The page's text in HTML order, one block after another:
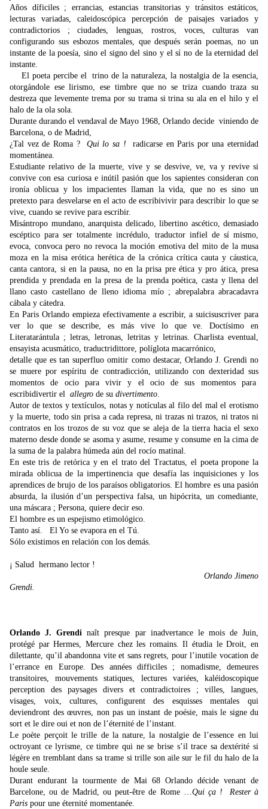
Años díficiles ; errancias, estancias transitorias y tránsitos estáticos,
lecturas variadas, caleidoscópica percepción de paisajes variados y
contradictorios ; ciudades, lenguas, rostros, voces, culturas van
configurando sus esbozos mentales, que después serán poemas, no un
instante de la poesía, sino el signo del sino y el sí no de la eternidad del
instante.
El poeta percibe el trino de la naturaleza, la nostalgia de la esencia,
otorgándole ese lirismo, ese timbre que no se triza cuando traza su
destreza que levemente trema por su trama si trina su ala en el hilo y el
halo de la ola sola.
Durante durando el vendaval de Mayo 1968, Orlando decide viniendo de
Barcelona, o de Madrid,
¿Tal vez de Roma ? Qui lo sa ! radicarse en Paris por una eternidad
momentánea.
Estudiante relativo de la muerte, vive y se desvive, ve, va y revive si
convive con esa curiosa e inútil pasión que los sapientes consideran con
ironía oblicua y los impacientes llaman la vida, que no es sino un
pretexto para desvelarse en el acto de escribivivir para describir lo que se
vive, cuando se revive para escribir.
Misántropo mundano, anarquista delicado, libertino ascético, demasiado
escéptico para ser totalmente incrédulo, traductor infiel de sí mismo,
evoca, convoca pero no revoca la moción emotiva del mito de la musa
moza en la misa erótica herética de la crónica crítica cauta y cáustica,
canta cantora, si en la pausa, no en la prisa pre ética y pro ática, presa
prendida y prendada en la presa de la prenda poética, casta y llena del
llano casto castellano de lleno idioma mío ; abrepalabra abracadavra
cábala y cátedra.
En Paris Orlando empieza efectivamente a escribir, a suicisuscriver para
ver lo que se describe, es más vive lo que ve. Doctísimo en
Literatarántula ; letras, letronas, letritas y letrinas. Charlista eventual,
ensayista acusmático, traductridittore, políglota macarrónico,
detalle que es tan superfluo omitir como destacar, Orlando J. Grendi no
se muere por espíritu de contradicción, utilizando con dexteridad sus
momentos de ocio para vivir y el ocio de sus momentos para
escribidivertir el allegro de su divertimento
Autor de textos y textículos, notas y notículas al filo del mal el erotismo
y la muerte, todo sin prisa a cada represa, ni trazas ni trazos, ni tratos ni
contratos en los trozos de su voz que se aleja de la tierra hacia el sexo
materno desde donde se asoma y asume, resume y consume en la cima de
la suma de la palabra húmeda aún del rocío matinal.
En este tris de retórica y en el trato del Tractatus, el poeta propone la
mirada oblicua de la impertinencia que desafía las inquisiciones y los
aprendices de brujo de los paraísos obligatorios. El hombre es una pasión
absurda, la ilusión d’un perspectiva falsa, un hipócrita, un comediante,
una máscara ; Persona, quiere decir eso.
El hombre es un espejismo etimológico.
Tanto así. El Yo se evapora en el Tú.
Sólo existimos en relación con los demás.
¡ Salud hermano lector !
Orlando Jimeno
Grendi.
Orlando J. Grendinaît presque par inadvertance le mois de Juin,
protégé par Hermes, Mercure chez les romains. Il étudia le Droit, en
dilettante, qu’il abandonna vite et sans regrets, pour l’inutile vocation de
l’errance en Europe. Des années difficiles ; nomadisme, demeures
transitoires, mouvements statiques, lectures variées, kaléidoscopique
perception des paysages divers et contradictoires ; villes, langues,
visages, voix, cultures, configurent des esquisses mentales qui
deviendront des œuvres, non pas un instant de poésie, mais le signe du
sort et le dire oui et non de l’éternité de l’instant.
Le poète perçoit le trille de la nature, la nostalgie de l’essence en lui
octroyant ce lyrisme, ce timbre qui ne se brise s’il trace sa dextérité si
légère en tremblant dans sa trame si trille son aile sur le fil du halo de la
houle seule.
Durant endurant la tourmente de Mai 68 Orlando décide venant de
Barcelone, ou de Madrid, ou peut-être de Rome … Qui ça ! Rester à
Paris pour une éternité momentanée.